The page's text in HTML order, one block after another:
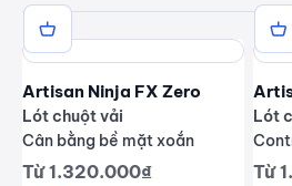
Artisan Ninja FX Zero
Lót chuột vải
Cân bằng bề mặt xoắn
Giá giảm
Từ 1.320.000₫
Lót
Giá
Từ